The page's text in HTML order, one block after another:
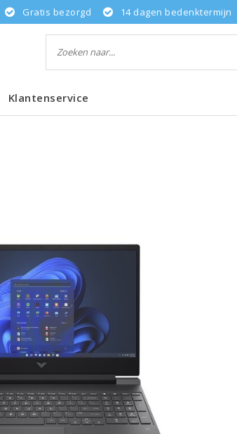
Gratis bezorgd 14 dagen bedenktermijn
Klantenservice